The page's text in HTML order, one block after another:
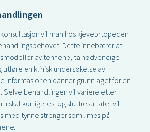
vil man hos kjeveortopeden
Dette innebærer at
av tennene, ta nødvendige
en klinisk undersøkelse av
informasjonen danner grunnlaget for en
Selve behandlingen vil variere etter
skal korrigeres, og sluttresultatet vil
med tynne strenger som limes på